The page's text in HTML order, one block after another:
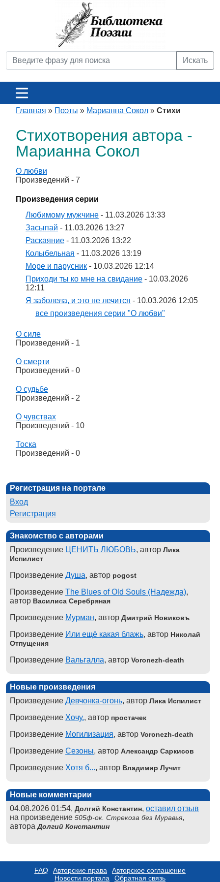
Искать
Главная » Поэты » Марианна Сокол » Стихи
Стихотворения автора -
Марианна Сокол
О любви
Произведений - 7
Произведения серии
Любимому мужчине - 11.03.2026 13:33
Засыпай - 11.03.2026 13:27
Раскаяние - 11.03.2026 13:22
Колыбельная - 11.03.2026 13:19
Море и парусник - 10.03.2026 12:14
Приходи ты ко мне на свидание - 10.03.2026
12:11
Я заболела, и это не лечится - 10.03.2026 12:05
все произведения серии "О любви"
О силе
Произведений - 1
О смерти
Произведений - 0
О судьбе
Произведений - 2
О чувствах
Произведений - 10
Тоска
Произведений - 0
Регистрация на портале
Вход
Регистрация
Знакомство с авторами
Произведение ЦЕНИТЬ ЛЮБОВЬ, автор Лика
Испилист
Произведение Душа, автор pogost
Произведение The Blues of Old Souls (Надежда),
автор Василиса Серебряная
Произведение Мурман, автор Дмитрий Новиковъ
Произведение Или ещё какая блажь, автор Николай
Отпущения
Произведение Вальгалла, автор Voronezh-death
Новые произведения
Произведение Девчонка-огонь, автор Лика Испилист
Произведение Хочу., автор простачек
Произведение Могилизация, автор Voronezh-death
Произведение Сезоны, автор Александр Саркисов
Произведение Хотя б..., автор Владимир Лучит
Новые комментарии
04.08.2026 01:54, Долгий Константин, оставил отзыв
на произведение 505ф-ок. Стрекоза без Муравья,
автораДолгий Константин
FAQ Авторские права
Авторское соглашение
Новости портала
Обратная связь